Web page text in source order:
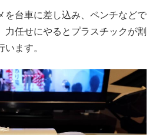
を台車に差し込み、ペンチなどで
力任せにやるとプラスチックが割
ます。